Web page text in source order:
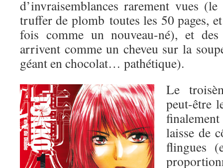
d’invraisemblances rarement vues
truffer de plomb toutes les 50 pages,
fois comme un nouveau-né), et
arrivent comme un cheveu sur la
géant en chocolat… pathétique).
Le
peut-être
laisse de
flingues